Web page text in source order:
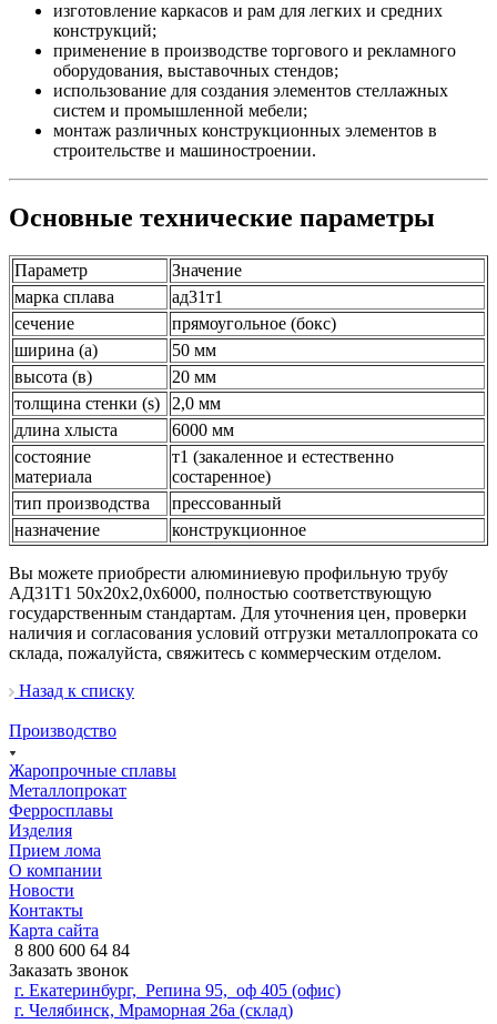
изготовление каркасов и рам для легких и средних
конструкций;
применение в производстве торгового и рекламного
оборудования, выставочных стендов;
использование для создания элементов стеллажных
систем и промышленной мебели;
монтаж различных конструкционных элементов в
строительстве и машиностроении.
Основные технические параметры
Параметр
Значение
марка сплава
ад31т1
сечение
прямоугольное (бокс)
ширина (а)
50 мм
высота (в)
20 мм
толщина стенки (s)
2,0 мм
длина хлыста
6000 мм
состояние
материала
т1 (закаленное и естественно
состаренное)
тип производства
прессованный
назначение
конструкционное
Вы можете приобрести алюминиевую профильную трубу
АД31Т1 50х20х2,0х6000, полностью соответствующую
государственным стандартам. Для уточнения цен, проверки
наличия и согласования условий отгрузки металлопроката со
склада, пожалуйста, свяжитесь с коммерческим отделом.
Назад к списку
Производство
Жаропрочные сплавы
Металлопрокат
Ферросплавы
Изделия
Прием лома
О компании
Новости
Контакты
Карта сайта
8 800 600 64 84
Заказать звонок
г. Екатеринбург, Репина 95, оф 405 (офис)
г. Челябинск, Мраморная 26а (склад)